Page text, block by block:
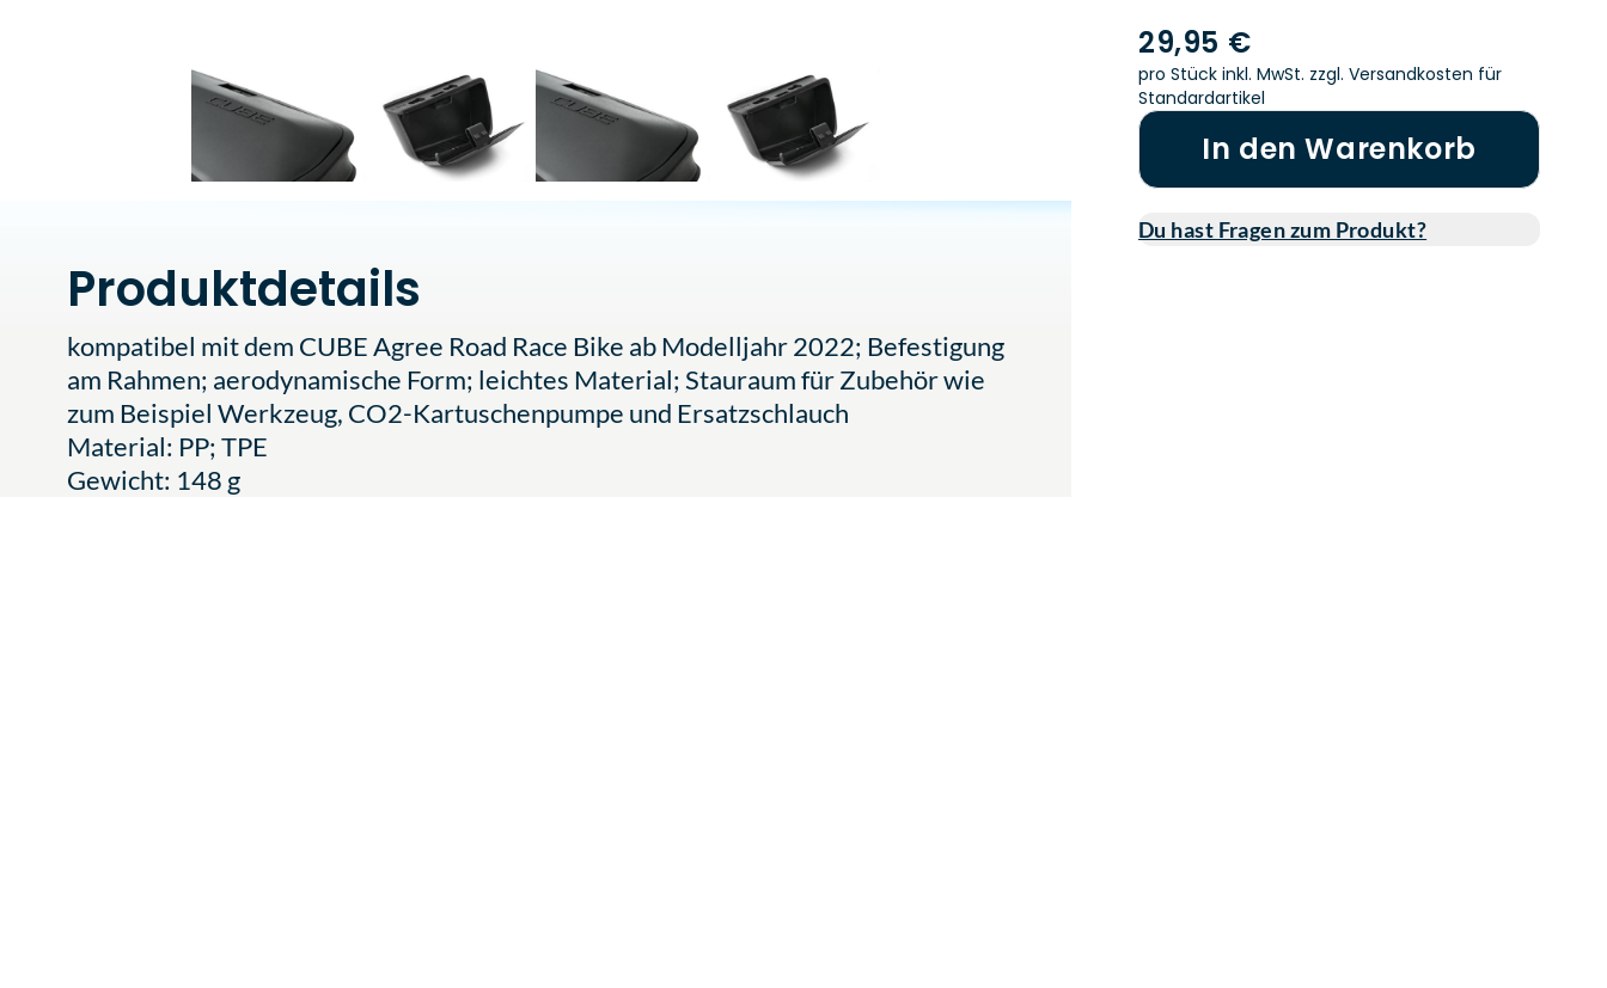
Produktdetails
kompatibel mit dem CUBE Agree Road Race Bike ab Modelljahr 2022; Befestigung
am Rahmen; aerodynamische Form; leichtes Material; Stauraum für Zubehör wie
zum Beispiel Werkzeug, CO2-Kartuschenpumpe und Ersatzschlauch
Material: PP; TPE
Gewicht: 148 g
29,95 €
pro Stück inkl. MwSt. zzgl. Versandkosten für
Standardartikel
In den Warenkorb
Du hast Fragen zum Produkt?